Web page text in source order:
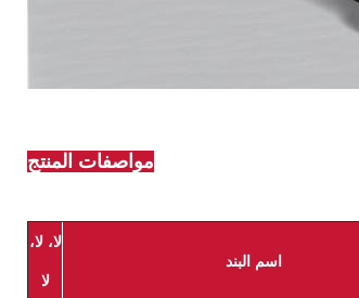
مواصفات المنتج
لا، لا،
لا
اسم البند